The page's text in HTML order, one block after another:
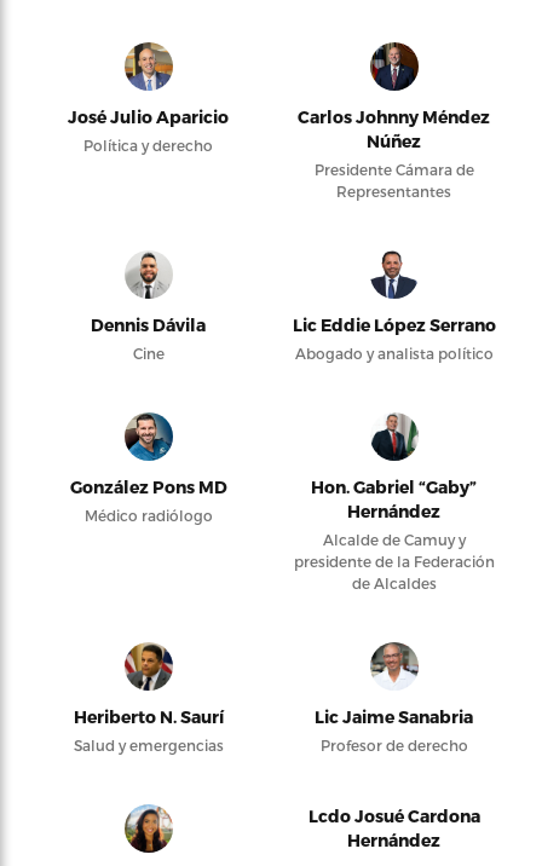
José Julio Aparicio
Política y derecho
Carlos Johnny Méndez
Núñez
Presidente Cámara de
Representantes
Dennis Dávila
Cine
Lic Eddie López Serrano
Abogado y analista político
González Pons MD
Médico radiólogo
Hon. Gabriel “Gaby”
Hernández
Alcalde de Camuy y
presidente de la Federación
de Alcaldes
Heriberto N. Saurí
Salud y emergencias
Lic Jaime Sanabria
Profesor de derecho
Lcdo Josué Cardona
Hernández